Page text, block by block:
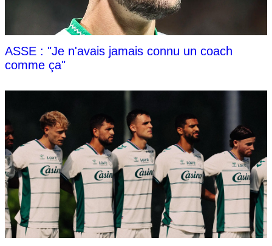
ASSE : "Je n'avais jamais connu un coach
comme ça"